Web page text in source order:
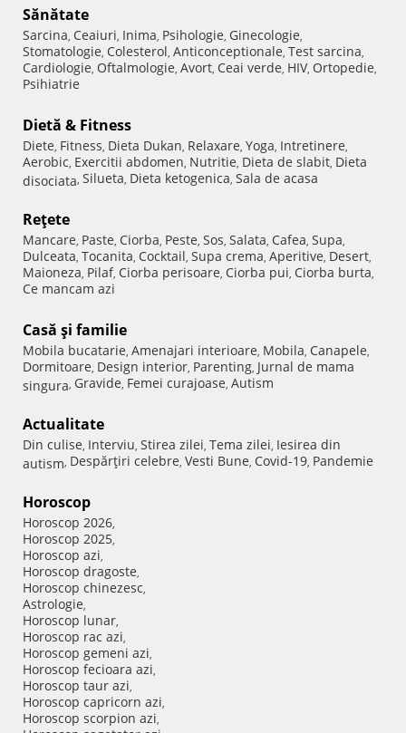
Sănătate
Sarcina, Ceaiuri, Inima, Psihologie, Ginecologie,
Stomatologie, Colesterol, Anticonceptionale, Test sarcina,
Cardiologie, Oftalmologie, Avort, Ceai verde, HIV, Ortopedie,
Psihiatrie
Dietă & Fitness
Diete, Fitness, Dieta Dukan, Relaxare, Yoga, Intretinere,
Aerobic, Exercitii abdomen, Nutritie, Dieta de slabit, Dieta
disociata, Silueta, Dieta ketogenica, Sala de acasa
Reţete
Mancare, Paste, Ciorba, Peste, Sos, Salata, Cafea, Supa,
Dulceata, Tocanita, Cocktail, Supa crema, Aperitive, Desert,
Maioneza, Pilaf, Ciorba perisoare, Ciorba pui, Ciorba burta,
Ce mancam azi
Casă şi familie
Mobila bucatarie, Amenajari interioare, Mobila, Canapele,
Dormitoare, Design interior, Parenting, Jurnal de mama
singura, Gravide, Femei curajoase, Autism
Actualitate
Din culise, Interviu, Stirea zilei, Tema zilei, Iesirea din
autism, Despărţiri celebre, Vesti Bune, Covid-19, Pandemie
Horoscop
Horoscop 2026,
Horoscop 2025,
Horoscop azi,
Horoscop dragoste,
Horoscop chinezesc,
Astrologie,
Horoscop lunar,
Horoscop rac azi,
Horoscop gemeni azi,
Horoscop fecioara azi,
Horoscop taur azi,
Horoscop capricorn azi,
Horoscop scorpion azi,